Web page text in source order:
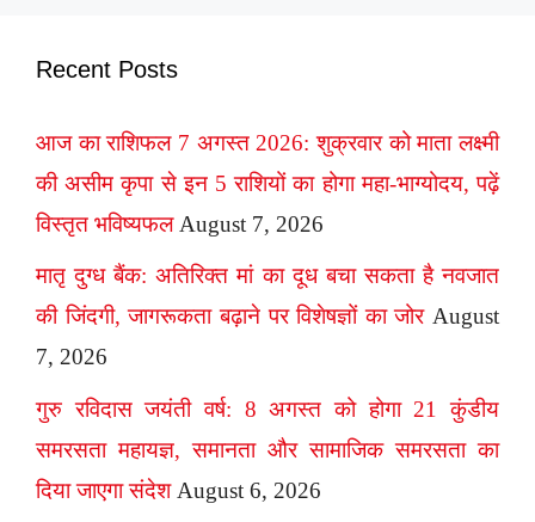
Recent Posts
आज का राशिफल 7 अगस्त 2026: शुक्रवार को माता लक्ष्मी
की असीम कृपा से इन 5 राशियों का होगा महा-भाग्योदय, पढ़ें
विस्तृत भविष्यफल August 7, 2026
मातृ दुग्ध बैंक: अतिरिक्त मां का दूध बचा सकता है नवजात
की जिंदगी, जागरूकता बढ़ाने पर विशेषज्ञों का जोर August
7, 2026
गुरु रविदास जयंती वर्ष: 8 अगस्त को होगा 21 कुंडीय
समरसता महायज्ञ, समानता और सामाजिक समरसता का
दिया जाएगा संदेश August 6, 2026